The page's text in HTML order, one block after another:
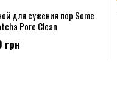
для сужения пор Some
Pore Clean
грн